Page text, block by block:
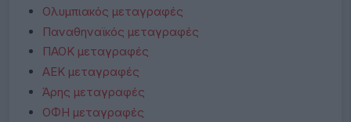
Ολυμπιακός μεταγραφές
Παναθηναϊκός μεταγραφές
ΠΑΟΚ μεταγραφές
ΑΕΚ μεταγραφές
Άρης μεταγραφές
ΟΦΗ μεταγραφές